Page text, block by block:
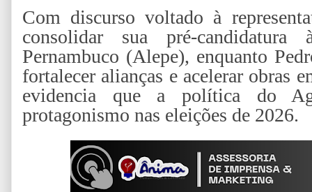
Com discurso voltado à
consolidar sua pré-
Pernambuco (Alepe), enquanto
fortalecer alianças e acelerar obras
evidencia que a política do
protagonismo nas eleições de 2026.